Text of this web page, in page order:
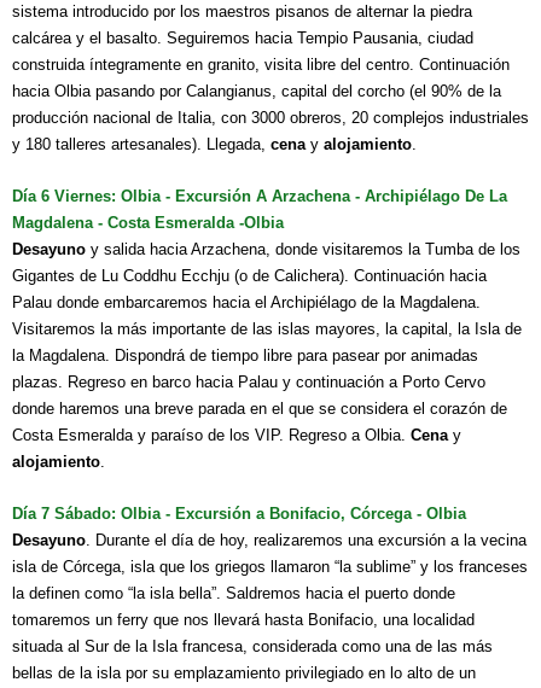
sistema introducido por los maestros pisanos de alternar la piedra
calcárea y el basalto. Seguiremos hacia Tempio Pausania, ciudad
construida íntegramente en granito, visita libre del centro. Continuación
hacia Olbia pasando por Calangianus, capital del corcho (el 90% de la
producción nacional de Italia, con 3000 obreros, 20 complejos industriales
y 180 talleres artesanales). Llegada, cena y alojamiento
Día 6 Viernes: Olbia - Excursión A Arzachena - Archipiélago De La
Magdalena - Costa Esmeralda -Olbia
Desayuno y salida hacia Arzachena, donde visitaremos la Tumba de los
Gigantes de Lu Coddhu Ecchju (o de Calichera). Continuación hacia
Palau donde embarcaremos hacia el Archipiélago de la Magdalena.
Visitaremos la más importante de las islas mayores, la capital, la Isla de
la Magdalena. Dispondrá de tiempo libre para pasear por animadas
plazas. Regreso en barco hacia Palau y continuación a Porto Cervo
donde haremos una breve parada en el que se considera el corazón de
Costa Esmeralda y paraíso de los VIP. Regreso a Olbia. Cena y
alojamiento
Día 7 Sábado: Olbia - Excursión a Bonifacio, Córcega - Olbia
Desayuno . Durante el día de hoy, realizaremos una excursión a la vecina
isla de Córcega, isla que los griegos llamaron “la sublime” y los franceses
la definen como “la isla bella”. Saldremos hacia el puerto donde
tomaremos un ferry que nos llevará hasta Bonifacio, una localidad
situada al Sur de la Isla francesa, considerada como una de las más
bellas de la isla por su emplazamiento privilegiado en lo alto de un